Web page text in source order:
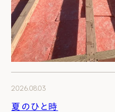
2026.08.03
夏のひと時